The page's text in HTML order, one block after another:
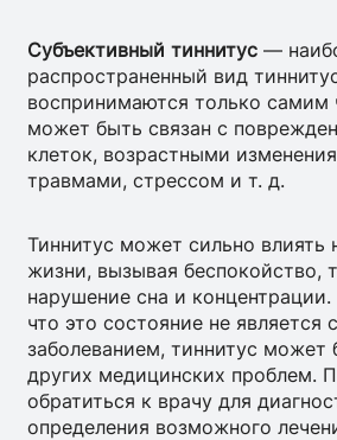
Субъективный тиннитус —
распространенный вид
воспринимаются только самим
может быть связан с
клеток, возрастными
травмами, стрессом и т. д.
Тиннитус может сильно влиять
жизни, вызывая беспокойство,
нарушение сна и
что это состояние не является
заболеванием, тиннитус
других медицинских проблем.
обратиться к врачу для
определения возможного